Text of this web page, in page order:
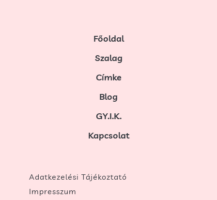
Főoldal
Szalag
Címke
Blog
GY.I.K.
Kapcsolat
Adatkezelési Tájékoztató
Impresszum